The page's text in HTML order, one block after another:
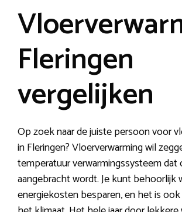
Fleringen
vergelijken
Op zoek naar de juiste persoon voor
in Fleringen? Vloerverwarming wil
temperatuur verwarmingssysteem dat
aangebracht wordt. Je kunt behoorlijk
energiekosten besparen, en het is